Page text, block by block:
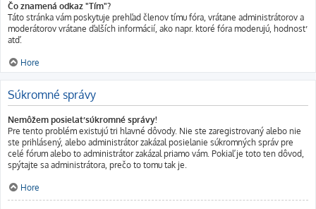
Čo znamená odkaz "Tím"?
Táto stránka vám poskytuje prehľad členov tímu fóra, vrátane administrátorov a
moderátorov vrátane ďalších informácií, ako napr. ktoré fóra moderujú, hodnosť
atď.
Hore
Súkromné správy
Nemôžem posielať súkromné správy!
Pre tento problém existujú tri hlavné dôvody. Nie ste zaregistrovaný alebo nie
ste prihlásený, alebo administrátor zakázal posielanie súkromných správ pre
celé fórum alebo to administrátor zakázal priamo vám. Pokiaľ je toto ten dôvod,
spýtajte sa administrátora, prečo to tomu tak je.
Hore